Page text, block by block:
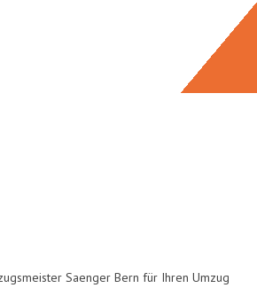
Saenger Bern für Ihren Umzug